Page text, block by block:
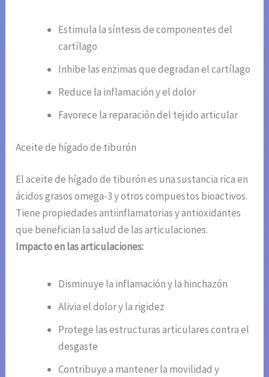
Estimula la síntesis de componentes del
cartílago
Inhibe las enzimas que degradan el cartílago
Reduce la inflamación y el dolor
Favorece la reparación del tejido articular
Aceite de hígado de tiburón
El aceite de hígado de tiburón es una sustancia rica en
ácidos grasos omega-3 y otros compuestos bioactivos.
Tiene propiedades antiinflamatorias y antioxidantes
que benefician la salud de las articulaciones.
Impacto en las articulaciones:
Disminuye la inflamación y la hinchazón
Alivia el dolor y la rigidez
Protege las estructuras articulares contra el
desgaste
Contribuye a mantener la movilidad y